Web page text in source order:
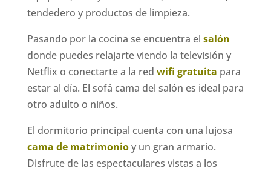
tendedero y productos de limpieza.
Pasando por la cocina se encuentra el salón
donde puedes relajarte viendo la televisión y
Netflix o conectarte a la red wifi gratuita para
estar al día. El sofá cama del salón es ideal para
otro adulto o niños.
El dormitorio principal cuenta con una lujosa
cama de matrimonioy un gran armario.
Disfrute de las espectaculares vistas a los